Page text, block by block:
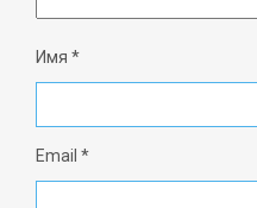
Имя *
Email *